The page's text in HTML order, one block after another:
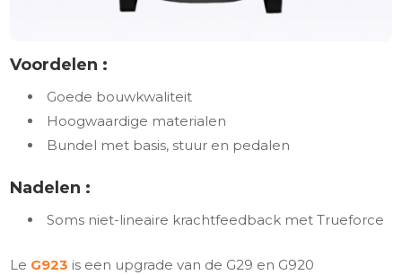
Voordelen :
Goede bouwkwaliteit
Hoogwaardige materialen
Bundel met basis, stuur en pedalen
Nadelen :
Soms niet-lineaire krachtfeedback met Trueforce
Le G923 is een upgrade van de G29 en G920